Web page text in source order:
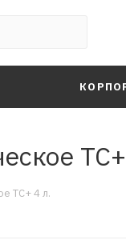
TC+ 4 л.